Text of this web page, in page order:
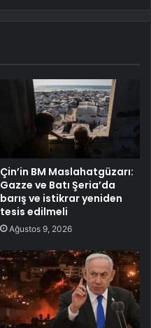
Çin’in BM Maslahatgüzarı:
Gazze ve Batı Şeria’da
barış ve istikrar yeniden
tesis edilmeli
Ağustos 9, 2026